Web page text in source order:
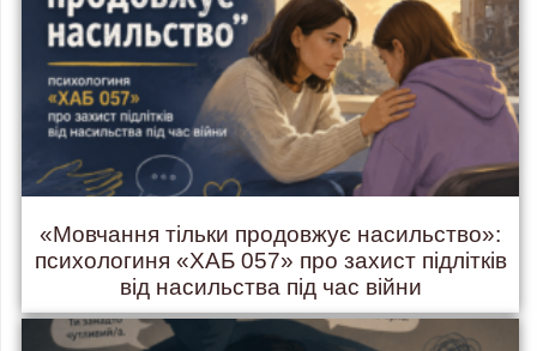
«Мовчання тільки продовжує насильство»:
психологиня «ХАБ 057» про захист підлітків
від насильства під час війни